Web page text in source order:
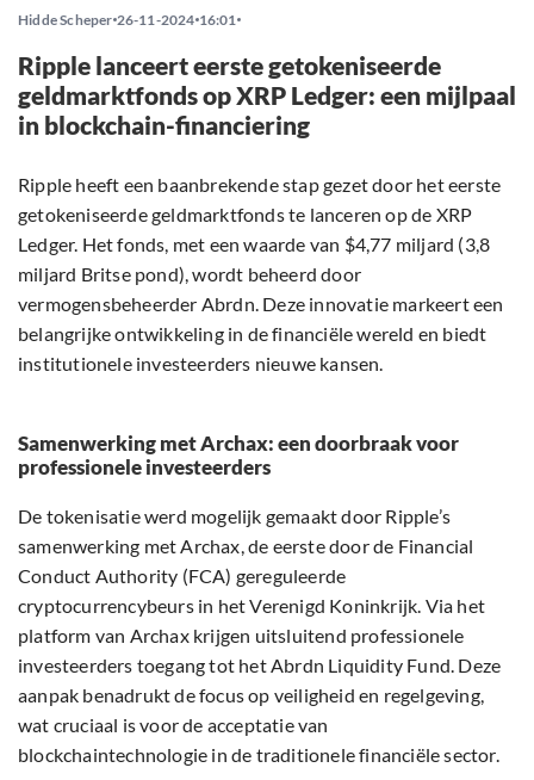
Hidde Scheper 26-11-2024 16:01
Ripple lanceert eerste getokeniseerde
geldmarktfonds op XRP Ledger: een mijlpaal
in blockchain-financiering
Ripple heeft een baanbrekende stap gezet door het eerste
getokeniseerde geldmarktfonds te lanceren op de XRP
Ledger. Het fonds, met een waarde van $4,77 miljard (3,8
miljard Britse pond), wordt beheerd door
vermogensbeheerder Abrdn. Deze innovatie markeert een
belangrijke ontwikkeling in de financiële wereld en biedt
institutionele investeerders nieuwe kansen.
Samenwerking met Archax: een doorbraak voor
professionele investeerders
De tokenisatie werd mogelijk gemaakt door Ripple’s
samenwerking met Archax, de eerste door de Financial
Conduct Authority (FCA) gereguleerde
cryptocurrencybeurs in het Verenigd Koninkrijk. Via het
platform van Archax krijgen uitsluitend professionele
investeerders toegang tot het Abrdn Liquidity Fund. Deze
aanpak benadrukt de focus op veiligheid en regelgeving,
wat cruciaal is voor de acceptatie van
blockchaintechnologie in de traditionele financiële sector.